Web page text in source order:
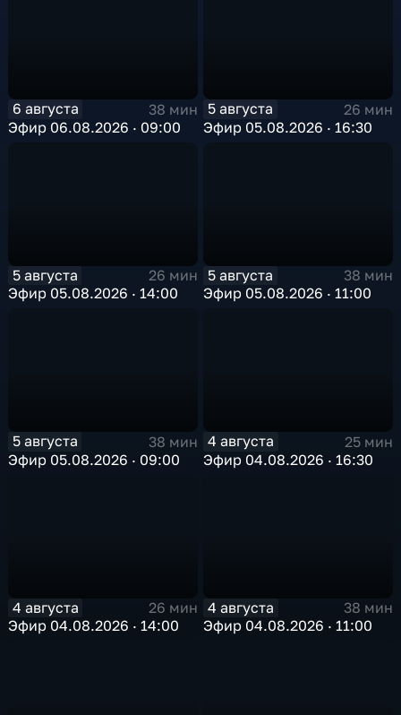
6 августа
38 мин
Эфир 06.08.2026 · 09:00
5 августа
26 мин
Эфир 05.08.2026 · 16:30
5 августа
26 мин
Эфир 05.08.2026 · 14:00
5 августа
38 мин
Эфир 05.08.2026 · 11:00
5 августа
38 мин
Эфир 05.08.2026 · 09:00
4 августа
25 мин
Эфир 04.08.2026 · 16:30
4 августа
26 мин
Эфир 04.08.2026 · 14:00
4 августа
38 мин
Эфир 04.08.2026 · 11:00